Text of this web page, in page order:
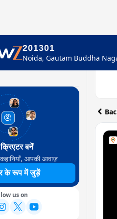
201301
बनें
आपकी आवाज़
के रूप में जुड़ें
us on